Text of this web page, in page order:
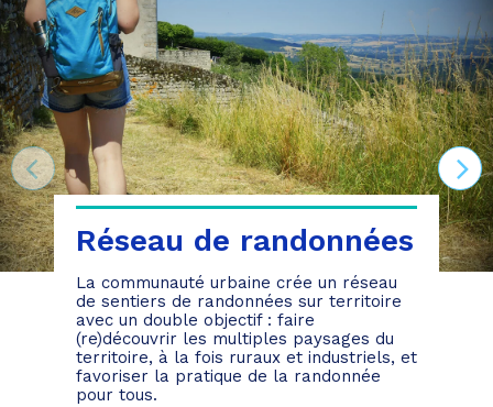
Réseau de randonnées
La communauté urbaine crée un réseau
de sentiers de randonnées sur territoire
avec un double objectif : faire
(re)découvrir les multiples paysages du
territoire, à la fois ruraux et industriels, et
favoriser la pratique de la randonnée
pour tous.